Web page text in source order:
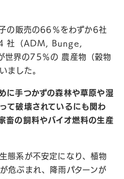
の販売の66％をわずか6社
4 社（ADM, Bunge,
界の75％の 農産物（穀物
ました。
に手つかずの森林や草原や湿
て破壊されているにも関わ
畜の飼料やバイオ燃料の生産
態系が不安定になり、植物
危ぶまれ、降雨パターンが